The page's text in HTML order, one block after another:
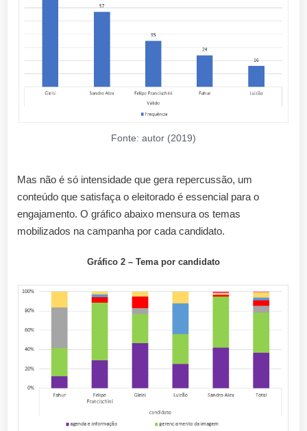
Fonte: autor (2019)
Mas não é só intensidade que gera repercussão, um
conteúdo que satisfaça o eleitorado é essencial para o
engajamento. O gráfico abaixo mensura os temas
mobilizados na campanha por cada candidato.
Gráfico 2 – Tema por candidato